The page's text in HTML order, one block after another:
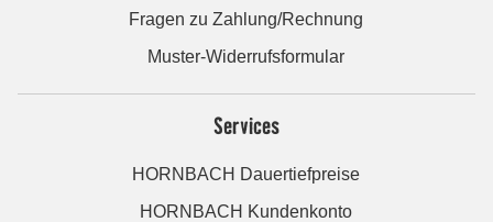
Fragen zu Zahlung/Rechnung
Muster-Widerrufsformular
Services
HORNBACH Dauertiefpreise
HORNBACH Kundenkonto